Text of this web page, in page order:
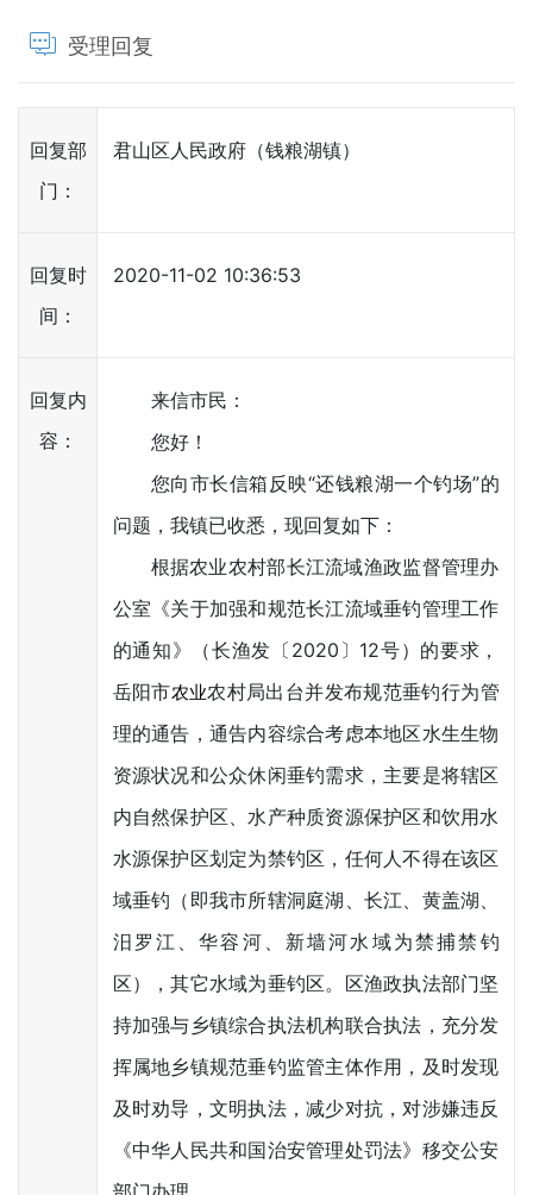
受理回复
回复部
门：
君山区人民政府（钱粮湖镇）
回复时
间：
2020-11-02 10:36:53
回复内
容：
来信市民：
您好！
您向市长信箱反映“还钱粮湖一个钓场”的
问题，我镇已收悉，现回复如下：
根据农业农村部长江流域渔政监督管理办
公室《关于加强和规范长江流域垂钓管理工作
的通知》（长渔发〔2020〕12号）的要求，
岳阳市农业农村局出台并发布规范垂钓行为管
理的通告，通告内容综合考虑本地区水生生物
资源状况和公众休闲垂钓需求，主要是将辖区
内自然保护区、水产种质资源保护区和饮用水
水源保护区划定为禁钓区，任何人不得在该区
域垂钓（即我市所辖洞庭湖、长江、黄盖湖、
汨罗江、华容河、新墙河水域为禁捕禁钓
区），其它水域为垂钓区。区渔政执法部门坚
持加强与乡镇综合执法机构联合执法，充分发
挥属地乡镇规范垂钓监管主体作用，及时发现
及时劝导，文明执法，减少对抗，对涉嫌违反
《中华人民共和国治安管理处罚法》移交公安